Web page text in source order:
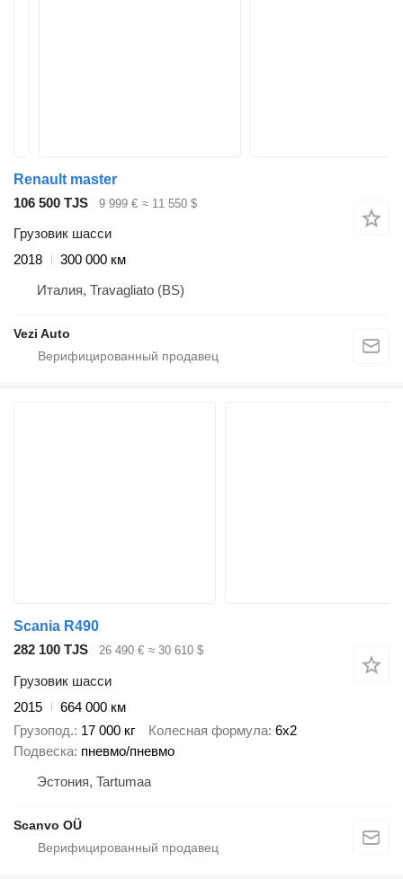
Renault master
106 500 TJS
9 999 € ≈ 11 550 $
Грузовик шасси
2018
300 000 км
Италия, Travagliato (BS)
Vezi Auto
Scania R490
282 100 TJS
26 490 € ≈ 30 610 $
Грузовик шасси
2015
664 000 км
Грузопод. 17 000 кг Колесная формула 6x2
Подвеска пневмо/пневмо
Эстония, Tartumaa
Scanvo OÜ